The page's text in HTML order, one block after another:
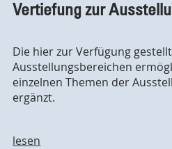
Vertiefung zur
Die hier zur Verfügung
Ausstellungsbereichen
einzelnen Themen der
ergänzt.
lesen